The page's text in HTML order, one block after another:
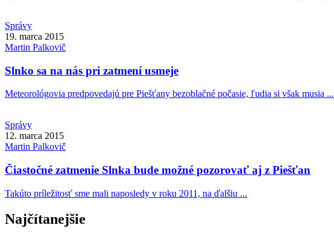
Správy
19. marca 2015
Martin Palkovič
Slnko sa na nás pri zatmení usmeje
Meteorológovia predpovedajú pre Piešťany bezoblačné počasie, ľudia si však musia ...
Správy
12. marca 2015
Martin Palkovič
Čiastočné zatmenie Slnka bude možné pozorovať aj z Piešťan
Takúto príležitosť sme mali naposledy v roku 2011, na ďalšiu ...
Najčítanejšie